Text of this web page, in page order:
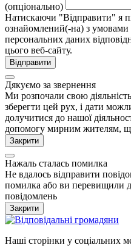
(опціонально)
Натискаючи "Відправити" я
ознайомлений(-на) з
персональних даних
цього веб-сайту.
Відправити
Дякуємо за звернення
Ми розпочали свою
зберегти цей рух, і дати
долучитися до нашої
допомогу мирним жителям,
Закрити
Нажаль сталась помилка
Не вдалось відправити
помилка або ви перевищили
повідомлень
Закрити
Наші сторінки у соціальних